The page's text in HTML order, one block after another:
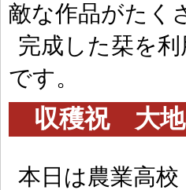
敵な作品がたく
完成した栞を
です。
収穫祝 大地
本日は農業高校